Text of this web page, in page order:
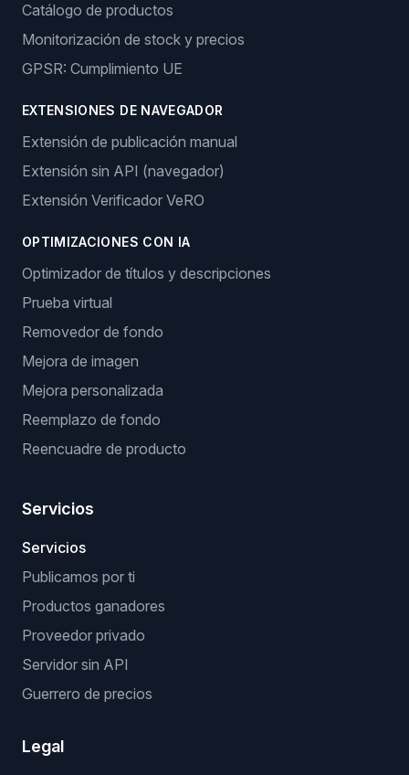
Catálogo de productos
Monitorización de stock y precios
GPSR: Cumplimiento UE
EXTENSIONES DE NAVEGADOR
Extensión de publicación manual
Extensión sin API (navegador)
Extensión Verificador VeRO
OPTIMIZACIONES CON IA
Optimizador de títulos y descripciones
Prueba virtual
Removedor de fondo
Mejora de imagen
Mejora personalizada
Reemplazo de fondo
Reencuadre de producto
Servicios
Servicios
Publicamos por ti
Productos ganadores
Proveedor privado
Servidor sin API
Guerrero de precios
Legal